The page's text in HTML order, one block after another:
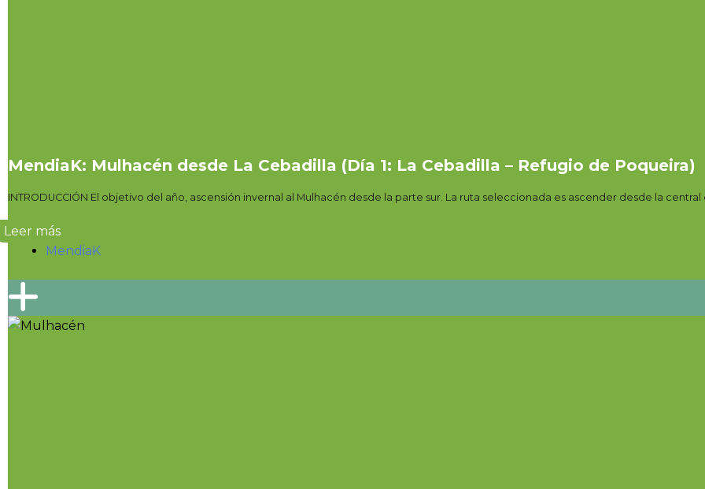
MendiaK: Mulhacén desde La Cebadilla (Día 1: La Cebadilla – Refugio de Poqueira)
INTRODUCCIÓN El objetivo del año, ascensión invernal al Mulhacén desde la parte sur. La ruta seleccionada es ascender desde la central
Leer más
MendiaK